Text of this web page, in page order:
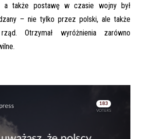
a także postawę w czasie wojny był
– nie tylko przez polski, ale także
Otrzymał wyróżnienia zarówno